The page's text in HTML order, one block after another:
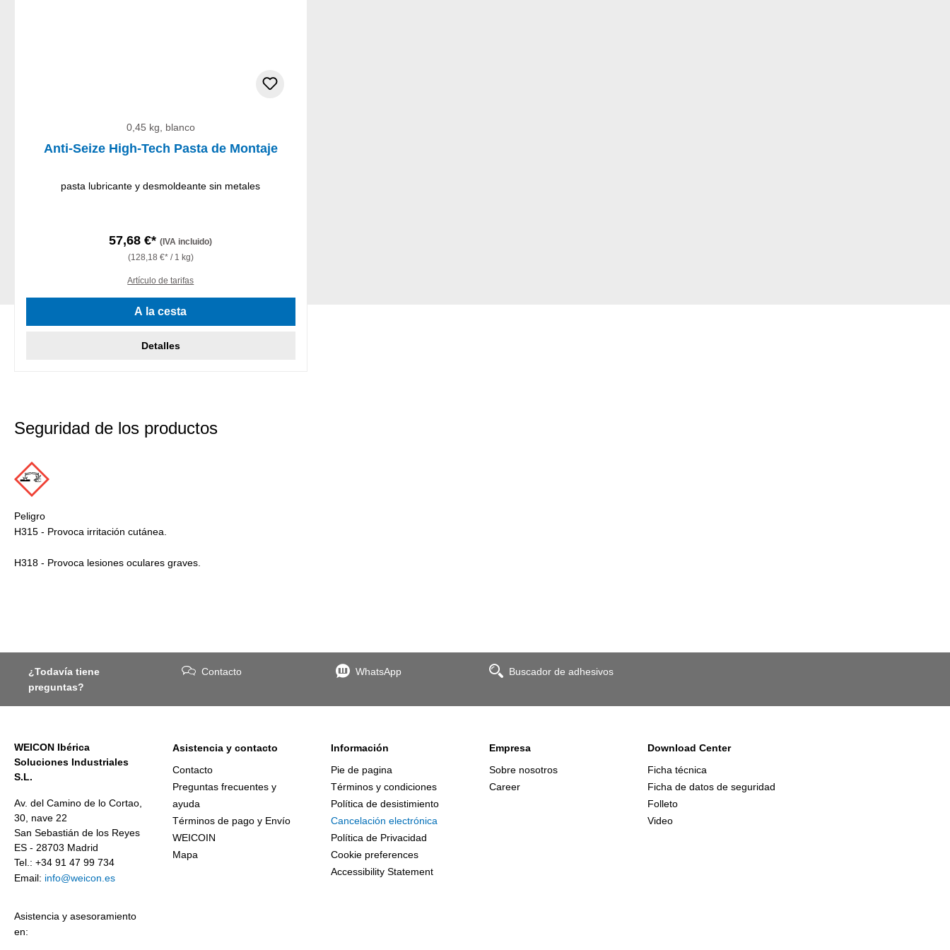
0,45 kg, blanco
Anti-Seize High-Tech Pasta de Montaje
pasta lubricante y desmoldeante sin metales
57,68 €*(IVA incluido)
(128,18 €* / 1 kg)
Artículo de tarifas
A la cesta
Detalles
Seguridad de los productos
Peligro
H315 - Provoca irritación cutánea.
H318 - Provoca lesiones oculares graves.
¿Todavía tiene
preguntas?
Contacto WhatsApp Buscador de adhesivos
WEICON Ibérica
Soluciones Industriales
S.L.
Av. del Camino de lo Cortao,
30, nave 22
San Sebastián de los Reyes
ES - 28703 Madrid
Tel.: +34 91 47 99 734
Email: info@weicon.es
Asistencia y asesoramiento
en:
Asistencia y contacto
Contacto
Preguntas frecuentes y
ayuda
Términos de pago y Envío
WEICOIN
Mapa
Información
Pie de pagina
Términos y condiciones
Política de desistimiento
Cancelación electrónica
Política de Privacidad
Cookie preferences
Accessibility Statement
Empresa
Sobre nosotros
Career
Download Center
Ficha técnica
Ficha de datos de seguridad
Folleto
Video